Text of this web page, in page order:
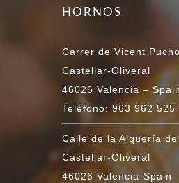
HORNOS
Carrer de Vicent
Castellar-Oliveral
46026 Valencia – Spain
Teléfono: 963 962 525
Calle de la Alquería de
Castellar-Oliveral
46026 Valencia-Spain